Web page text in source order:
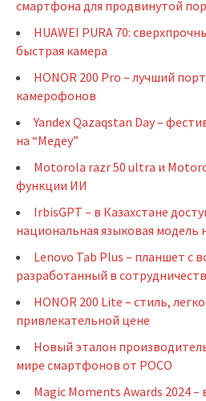
смартфона для продвинутой
HUAWEI PURA 70:
быстрая камера
HONOR 200 Pro – лучший
камерофонов
Yandex Qazaqstan Day –
на “Медеу”
Motorola razr 50 ultra и
функции ИИ
IrbisGPT – в Казахстане
национальная языковая модель
Lenovo Tab Plus – планшет с
разработанный в
HONOR 200 Lite – стиль,
привлекательной цене
Новый эталон
мире смартфонов от POCO
Magic Moments Awards 2024 –